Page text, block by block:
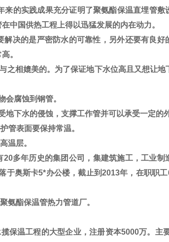
的实践成果充分证明了聚氨酯保温直埋管敷
中国供热工程上得以迅猛发展的内在动力。
决的是严密防水的可靠性，另外还要有良好
。
之相媲美的。为了保证地下水位高且又想让地
会腐蚀到钢管。
地下水的侵蚀，支撑工作管并可以承受一定的
管表面要保持常温。
温层。
多年历史的集团公司，集建筑施工，工业制
于奥斯卡5*办公楼，截止到2013年，在职职
氨酯保温管热力管道厂。
保温工程的大型企业，注册资本5000万。主